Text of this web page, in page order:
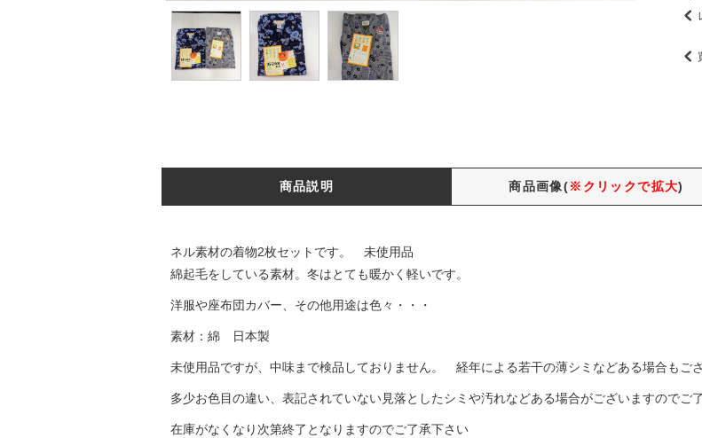
商品説明 商品画像(※クリックで拡大)
ネル素材の着物2枚セットです。 未使用品
綿起毛をしている素材。冬はとても暖かく軽いです。
洋服や座布団カバー、その他用途は色々・・・
素材：綿 日本製
未使用品ですが、中味まで検品しておりません。 経年による若干の薄シミなどある場合もござ
多少お色目の違い、表記されていない見落としたシミや汚れなどある場合がございますのでご
在庫がなくなり次第終了となりますのでご了承下さい